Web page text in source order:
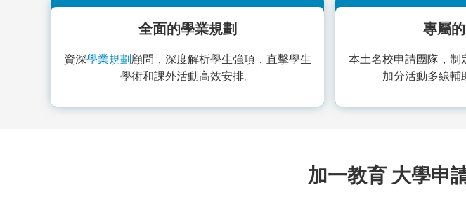
全面的學業規劃
資深學業規劃顧問，深度解析學生強項，直擊學生
學術和課外活動高效安排。
專屬
本土名校申請團隊，制
加分活動多線輔
加一教育 大學申